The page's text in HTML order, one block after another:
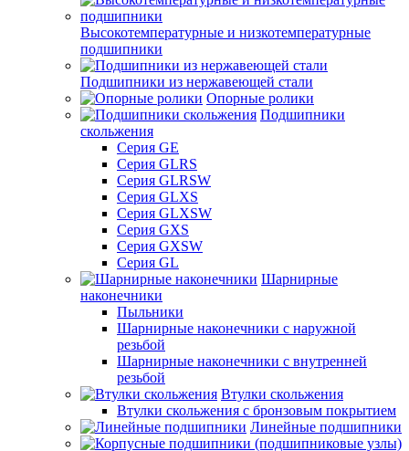
Высокотемпературные и низкотемпературные
подшипники
Подшипники из нержавеющей стали
Опорные ролики
Подшипники
скольжения
Серия GE
Серия GLRS
Серия GLRSW
Серия GLXS
Серия GLXSW
Серия GXS
Серия GXSW
Серия GL
Шарнирные
наконечники
Пыльники
Шарнирные наконечники с наружной
резьбой
Шарнирные наконечники с внутренней
резьбой
Втулки скольжения
Втулки скольжения с бронзовым покрытием
Линейные подшипники